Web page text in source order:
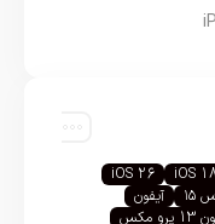
iOS
iOS 26
۱۵
آیفون
مکس